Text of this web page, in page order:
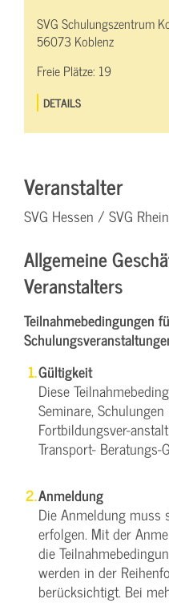
SVG Schulungszentrum
56073 Koblenz
Freie Plätze: 19
DETAILS
Veranstalter
SVG Hessen / SVG
Allgemeine
Veranstalters
Teilnahmebedingungen
Gültigkeit
Diese
Seminare,
Fortbildungsver-
Transport- Beratungs-
Anmeldung
Die Anmeldung muss
erfolgen. Mit der
die
werden in der
berücksichtigt. Bei